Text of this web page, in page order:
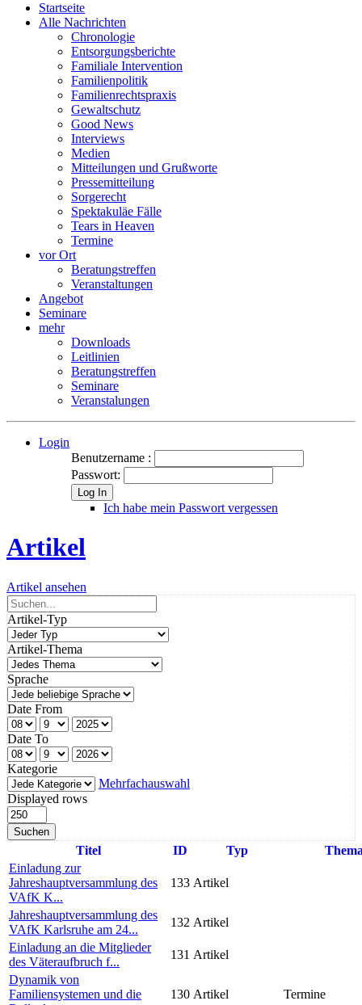
Startseite
Alle Nachrichten
Chronologie
Entsorgungsberichte
Familiale Intervention
Familienpolitik
Familienrechtspraxis
Gewaltschutz
Good News
Interviews
Medien
Mitteilungen und Grußworte
Pressemitteilung
Sorgerecht
Spektakuläe Fälle
Tears in Heaven
Termine
vor Ort
Beratungstreffen
Veranstaltungen
Angebot
Seminare
mehr
Downloads
Leitlinien
Beratungstreffen
Seminare
Veranstalungen
Login
Benutzername :
Passwort:
Log In
Ich habe mein Passwort vergessen
Artikel
Artikel ansehen
Artikel-Typ
Artikel-Thema
Sprache
Date From
Date To
Kategorie
Mehrfachauswahl
Displayed rows
Suchen
Titel ID Typ
Einladung zur
Jahreshauptversammlung des
VAfK K...
133 Artikel
Jahreshauptversammlung des
VAfK Karlsruhe am 24...
132 Artikel
Einladung an die Mitglieder
des Väteraufbruch f...
131 Artikel
Dynamik von
Familiensystemen und die
130 Artikel Termine